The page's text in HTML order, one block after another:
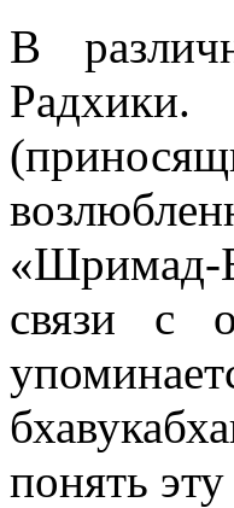
В
«Шримад-
связи с
понять